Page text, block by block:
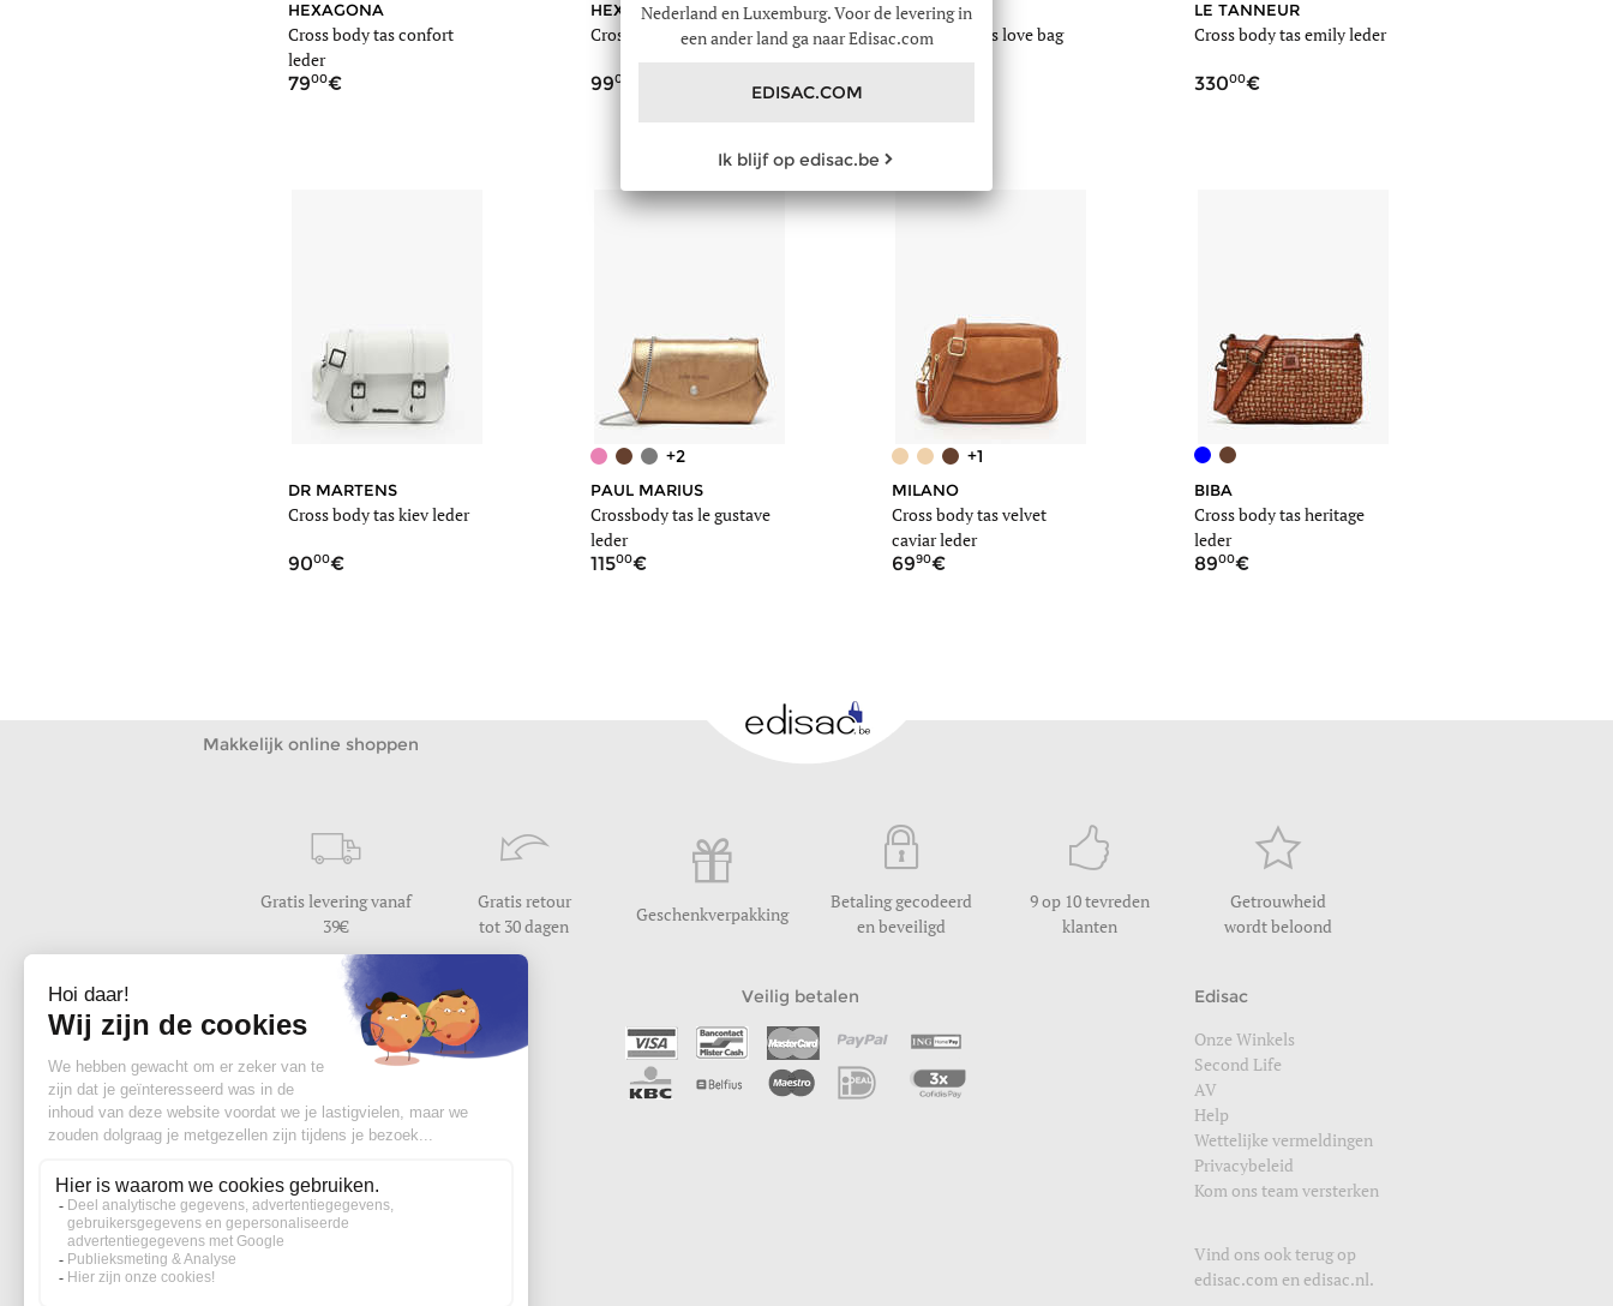
HEXAGONA
Cross body tas confort
leder
7900
HEXAGONA
Cross body tas confort
9900
PINKO
Cross body tas love bag
LE TANNEUR
Cross body tas emily leder
33000
DR MARTENS
Cross body tas kiev leder
9000
+2
PAUL MARIUS
Crossbody tas le gustave
leder
11500
+1
MILANO
Cross body tas velvet
caviar leder
6990
BIBA
Cross body tas heritage
leder
8900
Makkelijk online shoppen
Gratis levering vanaf
39
Gratis retour
tot 30 dagen
Geschenkverpakking
Betaling gecodeerd
en beveiligd
9 op 10 tevreden
klanten
Getrouwheid
wordt beloond
Wij beantwoorden uw vraag
van maandag tot vrijdag van 9u30 tot 17u
Contacteer ons
Veilig betalen Edisac
Onze Winkels
Second Life
AV
Help
Wettelijke vermeldingen
Privacybeleid
Kom ons team versterken
Vind ons ook terug op
edisac.com enedisac.nl.
Nederland en Luxemburg. Voor de levering in
een ander land ga naar Edisac.com
EDISAC.COM
Ik blijf op edisac.be